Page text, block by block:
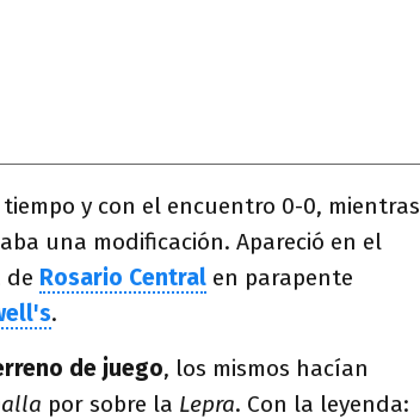
y con el encuentro 0-0, mientras
una modificación. Apareció en el
de Rosario Central en parapente
.
de juego, los mismos hacían
por sobre la Lepra. Con la leyenda: